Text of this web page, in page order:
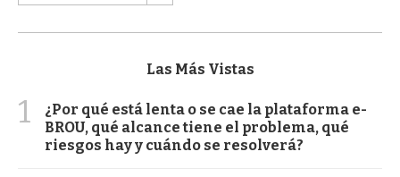
Las Más Vistas
1
¿Por qué está lenta o se cae la plataforma e-
BROU, qué alcance tiene el problema, qué
riesgos hay y cuándo se resolverá?